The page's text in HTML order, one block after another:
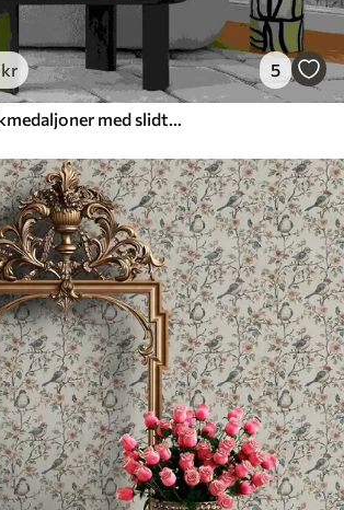
kr 5
Gamle stenmosaikmedaljoner med slidte detaljer